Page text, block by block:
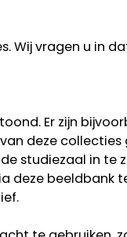
Wij vragen u in
Er zijn
deze
studiezaal in te
beeldbank